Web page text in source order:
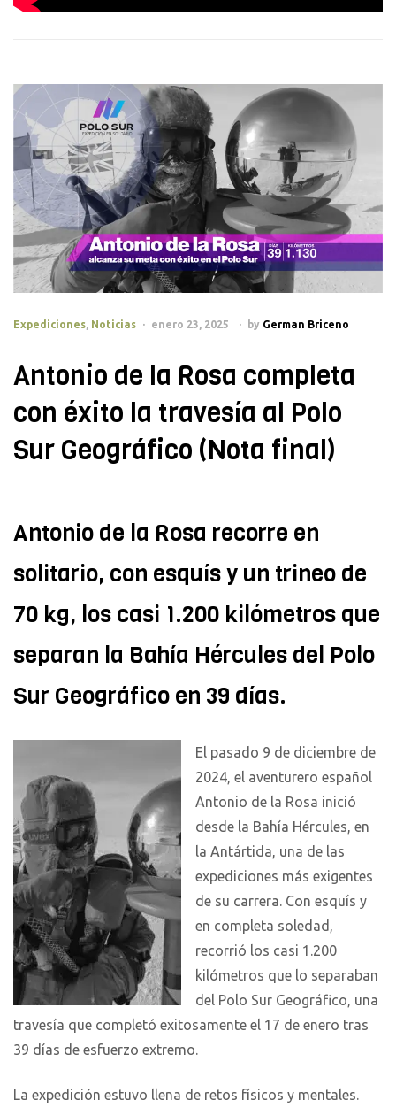
Categories
Expediciones, Noticias enero 23, 2025 by German Briceno
Antonio de la Rosa completa
con éxito la travesía al Polo
Sur Geográfico (Nota final)
Antonio de la Rosa recorre en
solitario, con esquís y un trineo de
70 kg, los casi 1.200 kilómetros que
separan la Bahía Hércules del Polo
Sur Geográfico en 39 días.
El pasado 9 de diciembre de
2024, el aventurero español
Antonio de la Rosa inició
desde la Bahía Hércules, en
la Antártida, una de las
expediciones más exigentes
de su carrera. Con esquís y
en completa soledad,
recorrió los casi 1.200
kilómetros que lo separaban
del Polo Sur Geográfico, una
travesía que completó exitosamente el 17 de enero tras
39 días de esfuerzo extremo.
La expedición estuvo llena de retos físicos y mentales.